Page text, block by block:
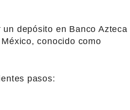
depósito en Banco Azteca
conocido como
pasos: